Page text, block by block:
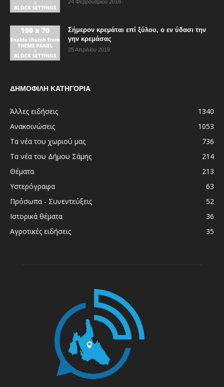
24 Φεβρουαρίου 2018
Σήμερον κρεμάται επί ξύλου, ο εν ύδασι την
γην κρεμάσας
25 Απριλίου 2019
ΔΗΜΟΦΙΛΗ ΚΑΤΗΓΟΡΙΑ
Άλλες ειδήσεις
1340
Ανακοινώσεις
1053
Τα νέα του χωριού μας
736
Τα νέα του Δήμου Σάμης
214
Θέματα
213
Υστερόγραφα
63
Πρόσωπα - Συνεντεύξεις
52
Ιστορικά θέματα
36
Αγροτικές ειδήσεις
35